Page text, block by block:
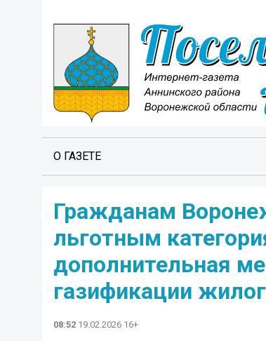
О ГАЗЕТЕ
Гражданам
льготным
дополнительная
газификации
08:52 19.02.2026 16+